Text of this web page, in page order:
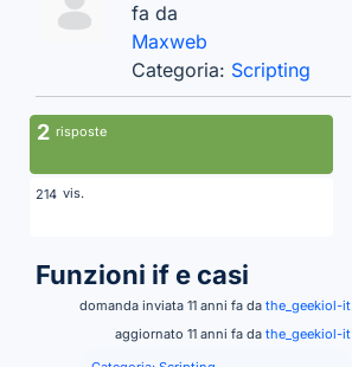
fa da
Maxweb
Categoria: Scripting
2 risposte
214 vis.
Funzioni if e casi
domanda inviata 11 anni fa da the_geekiol-it
aggiornato 11 anni fa da the_geekiol-it